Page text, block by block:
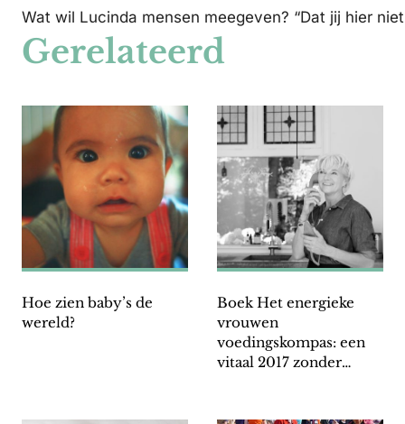
Wat wil Lucinda mensen meegeven? “Dat jij hier
Gerelateerd
Hoe zien baby’s de
wereld?
Boek Het energieke
vrouwen
voedingskompas: een
vitaal 2017 zonder